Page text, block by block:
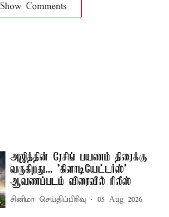
Show Comments
அஜித்தின் ரேசிங் பயணம் திரைக்கு
வருகிறது... 'கிளாடியேட்டர்ஸ்'
ஆவணப்படம் விரைவில் ரிலீஸ்
சினிமா செய்திப்பிரிவு 05 Aug 2026